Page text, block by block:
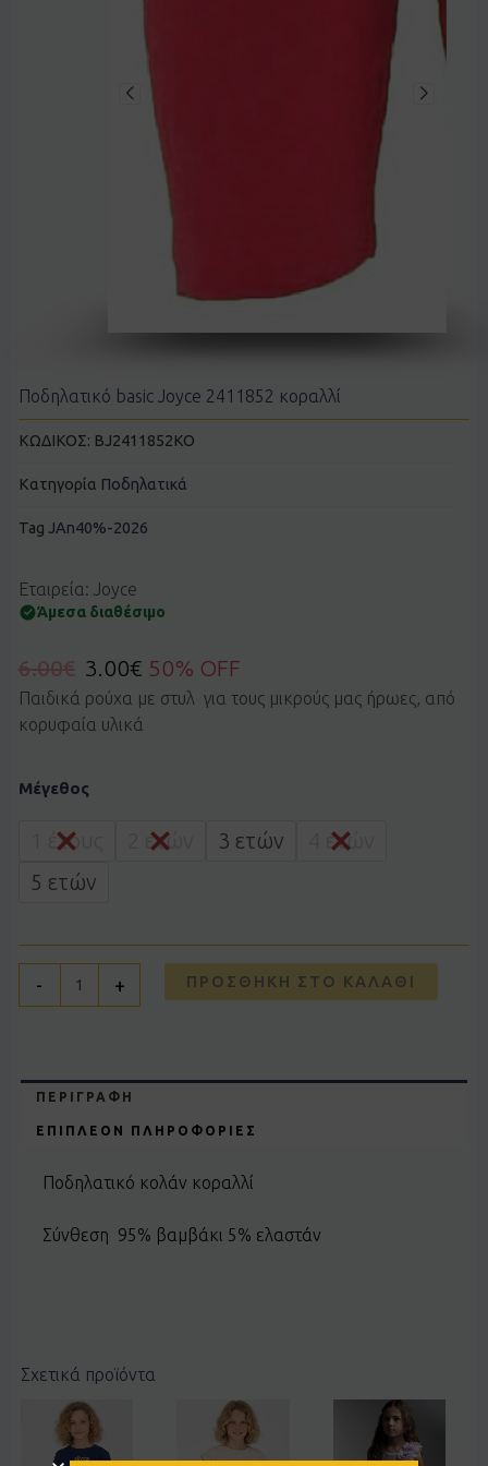
Ποδηλατικό basic Joyce 2411852 κοραλλί
ΚΩΔΙΚΟΣ: BJ2411852KO
Κατηγορία Ποδηλατικά
Tag JAn40%-2026
Εταιρεία: Joyce
Άμεσα διαθέσιμο
6.00€ 3.00€ 50% OFF
Παιδικά ρούχα με στυλ για τους μικρούς μας ήρωες, από
κορυφαία υλικά
Μέγεθος
1 έτους 2 ετών 3 ετών
4 ετών
5 ετών
-
basic
2411852
κοραλλί
ποσότητα
+ ΠΡΟΣΘΉΚΗ ΣΤΟ ΚΑΛΆΘΙ
ΠΕΡΙΓΡΑΦΉ
ΕΠΙΠΛΈΟΝ ΠΛΗΡΟΦΟΡΊΕΣ
Ποδηλατικό κολάν κοραλλί
Σύνθεση 95% βαμβάκι 5% ελαστάν
Σχετικά προϊόντα